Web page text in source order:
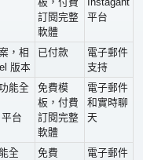
訂閱完整
軟體
平台
，相
版本
已付款
電子郵件
支持
能全
台
免費模
板，付費
訂閱完整
軟體
電子郵件
和實時聊
天
全
免費
電子郵件